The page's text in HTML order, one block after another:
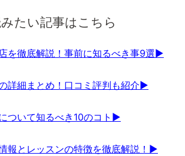
たい記事はこちら
を徹底解説！事前に知るべき事9選▶
詳細まとめ！口コミ評判も紹介▶
ついて知るべき10のコト▶
報とレッスンの特徴を徹底解説！▶